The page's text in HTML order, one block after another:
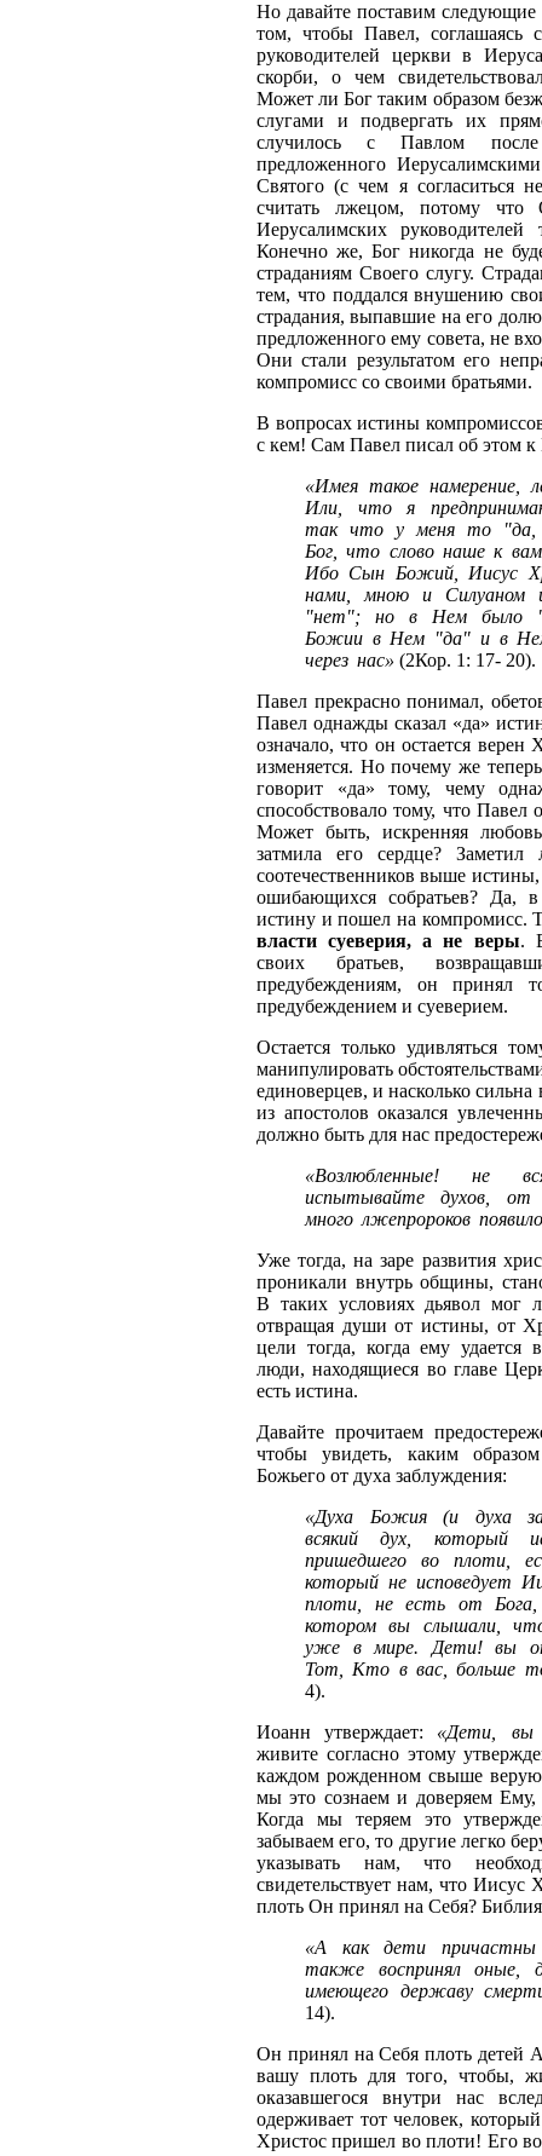
Но давайте поставим
том, чтобы Павел, соглашаясь
руководителей церкви в
скорби, о чем
Может ли Бог таким образом
слугами и подвергать их
случилось с Павлом
предложенного
Святого (с чем я согласиться
считать лжецом, потому
Иерусалимских
Конечно же, Бог никогда не
страданиям Своего слугу.
тем, что поддался внушению
страдания, выпавшие на его
предложенного ему совета, не
Они стали результатом его
компромисс со своими братьями.
В вопросах истины
с кем! Сам Павел писал об этом
«Имея такое намерение,
Или, что я
так что у меня то
Бог, что слово наше к
Ибо Сын Божий, Иисус
нами, мною и
"нет"; но в Нем было
Божии в Нем "да" и в
через нас» (2Кор. 1: 17- 20).
Павел прекрасно понимал,
Павел однажды сказал «да»
означало, что он остается
изменяется. Но почему же
говорит «да» тому, чему
способствовало тому, что Павел
Может быть, искренняя
затмила его сердце?
соотечественников выше
ошибающихся собратьев? Да,
истину и пошел на компромисс.
власти суеверия, а не веры.
своих братьев,
предубеждениям, он принял
предубеждением и суеверием.
Остается только удивляться
манипулировать
единоверцев, и насколько
из апостолов оказался
должно быть для нас
«Возлюбленные! не
испытывайте духов,
много лжепророков
Уже тогда, на заре развития
проникали внутрь общины,
В таких условиях дьявол мог
отвращая души от истины, от
цели тогда, когда ему удается
люди, находящиеся во главе
есть истина.
Давайте прочитаем
чтобы увидеть, каким
Божьего от духа заблуждения:
«Духа Божия (и духа
всякий дух, который
пришедшего во плоти,
который не исповедует
плоти, не есть от
котором вы слышали,
уже в мире. Дети! вы
Тот, Кто в вас, больше
4).
Иоанн утверждает: «Дети,
живите согласно этому
каждом рожденном свыше
мы это сознаем и доверяем
Когда мы теряем это
забываем его, то другие легко
указывать нам, что
свидетельствует нам, что
плоть Он принял на Себя?
«А как дети
также воспринял оные,
имеющего державу
14).
Он принял на Себя плоть
вашу плоть для того, чтобы,
оказавшегося внутри нас
одерживает тот человек,
Христос пришел во плоти! Его